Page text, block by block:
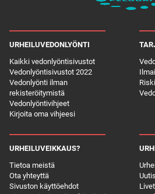
URHEILUVEDONLYÖNTI
Kaikki vedonlyöntisivustot
Vedonlyöntisivustot 2022
Vedonlyönti ilman
rekisteröitymistä
Vedonlyöntivihjeet
Kirjoita oma vihjeesi
URHEILUVEIKKAUS?
Tietoa meistä
Ota yhteyttä
Sivuston käyttöehdot